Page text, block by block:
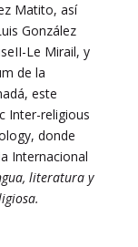
Matito, así
González
Le Mirail, y
de la
este
Inter-religious
donde
Internacional
literatura y